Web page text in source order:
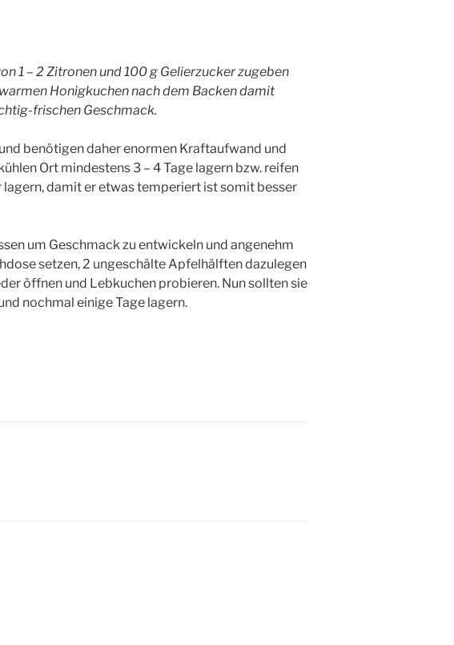
1 – 2 Zitronen und 100 g Gelierzucker zugeben
Honigkuchen nach dem Backen damit
frischen Geschmack.
benötigen daher enormen Kraftaufwand und
Ort mindestens 3 – 4 Tage lagern bzw. reifen
damit er etwas temperiert ist somit besser
um Geschmack zu entwickeln und angenehm
setzen, 2 ungeschälte Apfelhälften dazulegen
öffnen und Lebkuchen probieren. Nun sollten sie
nochmal einige Tage lagern.